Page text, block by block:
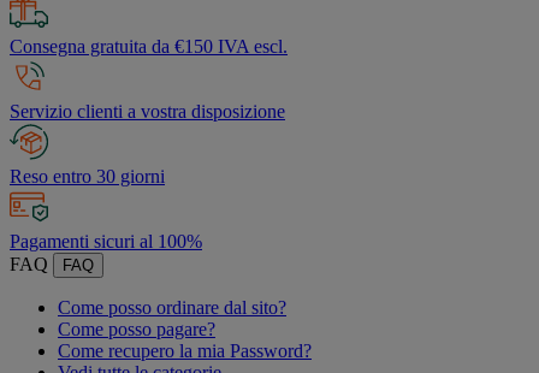
Consegna gratuita da €150 IVA escl.
Servizio clienti a vostra disposizione
Reso entro 30 giorni
Pagamenti sicuri al 100%
FAQ
FAQ
Come posso ordinare dal sito?
Come posso pagare?
Come recupero la mia Password?